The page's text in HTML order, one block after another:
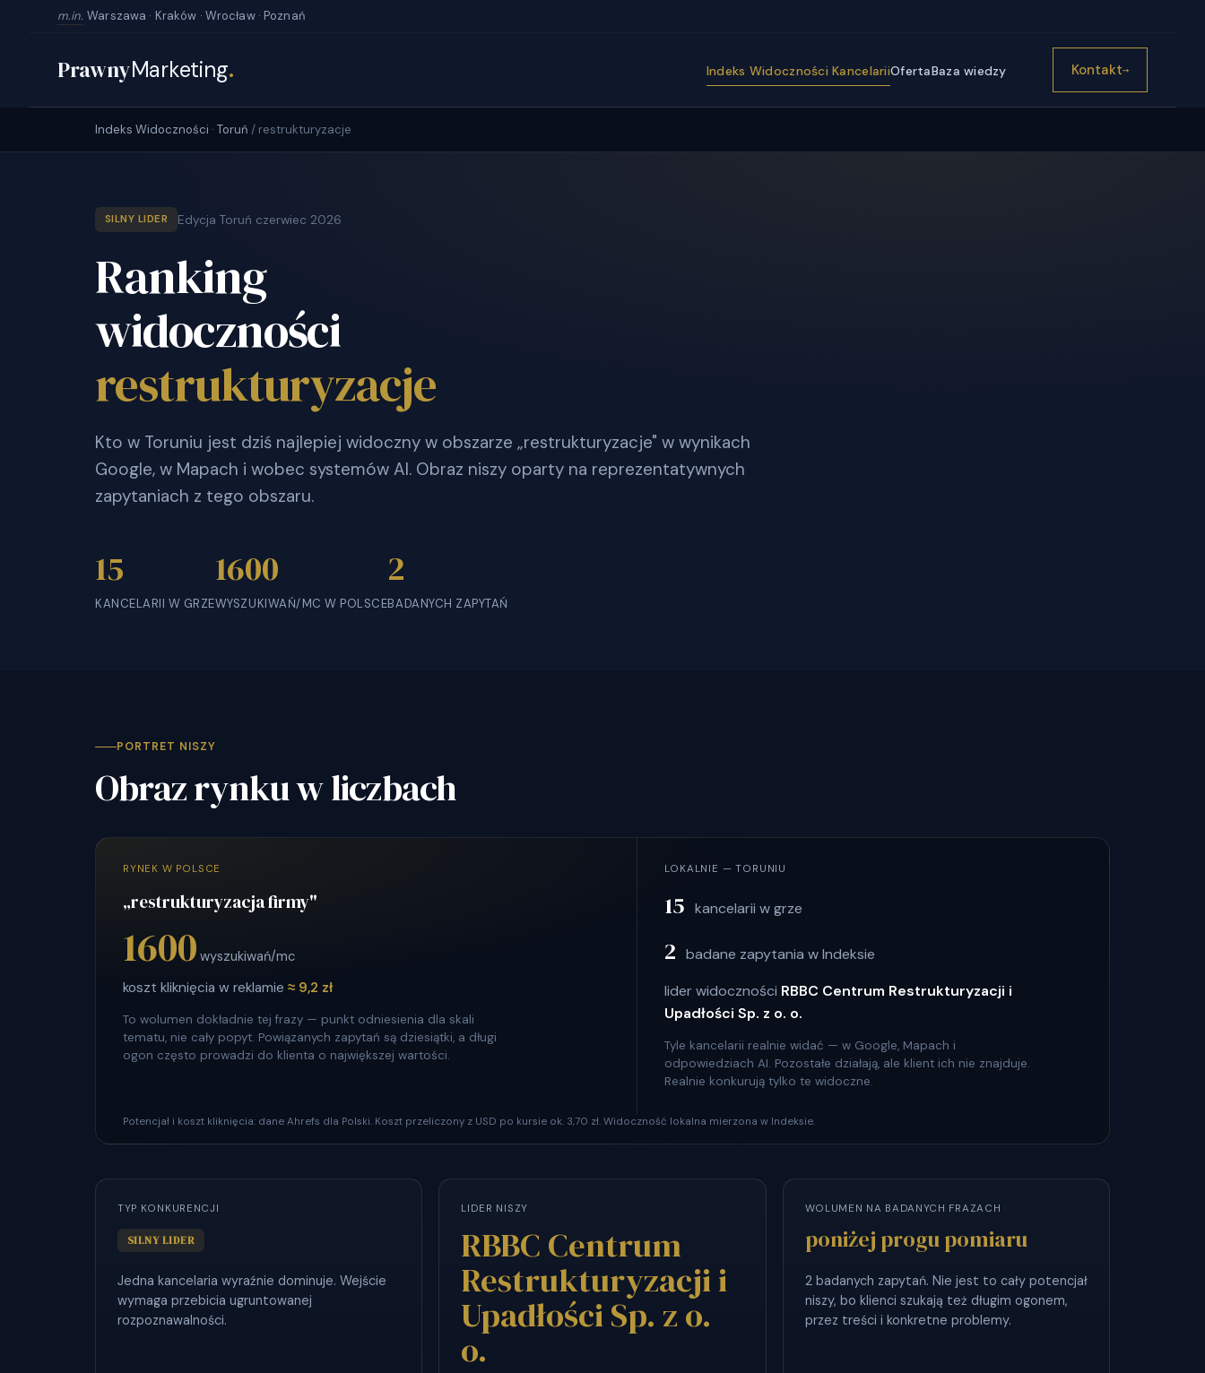
m.in. Warszawa · Kraków · Wrocław · Poznań
PrawnyMarketing. Indeks Widoczności KancelariiOfertaBaza wiedzy Kontakt→
Indeks Widoczności · Toruń / restrukturyzacje
SILNY LIDER Edycja Toruń czerwiec 2026
Ranking
widoczności
restrukturyzacje
Kto w Toruniu jest dziś najlepiej widoczny w obszarze „restrukturyzacje" w wynikach
Google, w Mapach i wobec systemów AI. Obraz niszy oparty na reprezentatywnych
zapytaniach z tego obszaru.
15
KANCELARII W GRZE
1600
WYSZUKIWAŃ/MC W POLSCE
2
BADANYCH ZAPYTAŃ
PORTRET NISZY
Obraz rynku w liczbach
RYNEK W POLSCE
„restrukturyzacja firmy"
1600 wyszukiwań/mc
koszt kliknięcia w reklamie ≈ 9,2 zł
To wolumen dokładnie tej frazy — punkt odniesienia dla skali
tematu, nie cały popyt. Powiązanych zapytań są dziesiątki, a długi
ogon często prowadzi do klienta o największej wartości.
LOKALNIE — TORUNIU
15 kancelarii w grze
2 badane zapytania w Indeksie
lider widoczności RBBC Centrum Restrukturyzacji i
Upadłości Sp. z o. o.
Tyle kancelarii realnie widać — w Google, Mapach i
odpowiedziach AI. Pozostałe działają, ale klient ich nie znajduje.
Realnie konkurują tylko te widoczne.
Potencjał i koszt kliknięcia: dane Ahrefs dla Polski. Koszt przeliczony z USD po kursie ok. 3,70 zł. Widoczność lokalna mierzona w Indeksie.
TYP KONKURENCJI
SILNY LIDER
Jedna kancelaria wyraźnie dominuje. Wejście
wymaga przebicia ugruntowanej
rozpoznawalności.
LIDER NISZY
RBBC Centrum
Restrukturyzacji i
Upadłości Sp. z o.
o.
WOLUMEN NA BADANYCH FRAZACH
poniżej progu pomiaru
2 badanych zapytań. Nie jest to cały potencjał
niszy, bo klienci szukają też długim ogonem,
przez treści i konkretne problemy.